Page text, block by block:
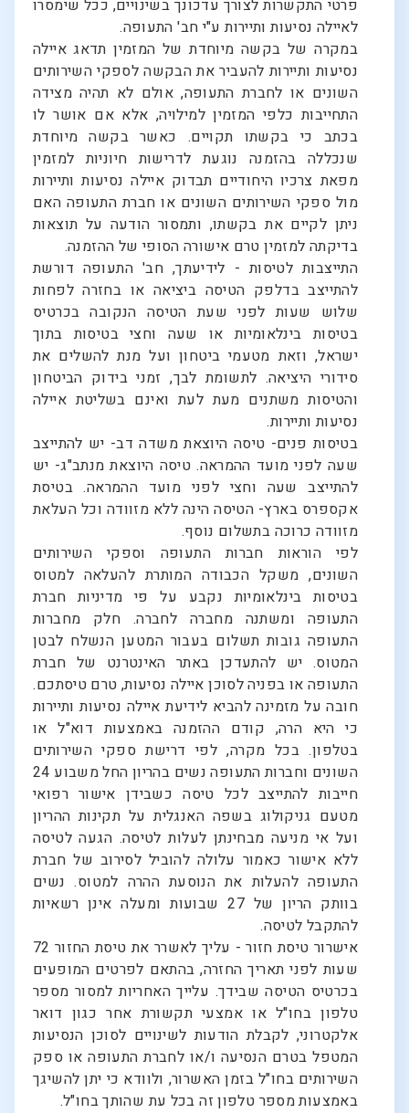
פרטי התקשרות לצורך עדכונך בשינויים, ככל שימסרו
לאיילה נסיעות ותיירות ע"י חב' התעופה.
במקרה של בקשה מיוחדת של המזמין תדאג איילה
נסיעות ותיירות להעביר את הבקשה לספקי השירותים
השונים או לחברת התעופה, אולם לא תהיה מצידה
התחייבות כלפי המזמין למילויה, אלא אם אושר לו
בכתב כי בקשתו תקויים. כאשר בקשה מיוחדת
שנכללה בהזמנה נוגעת לדרישות חיוניות למזמין
מפאת צרכיו היחודיים תבדוק איילה נסיעות ותיירות
מול ספקי השירותים השונים או חברת התעופה האם
ניתן לקיים את בקשתו, ותמסור הודעה על תוצאות
בדיקתה למזמין טרם אישורה הסופי של ההזמנה.
התייצבות לטיסות - לידיעתך, חב' התעופה דורשת
להתייצב בדלפק הטיסה ביציאה או בחזרה לפחות
שלוש שעות לפני שעת הטיסה הנקובה בכרטיס
בטיסות בינלאומיות או שעה וחצי בטיסות בתוך
ישראל, וזאת מטעמי ביטחון ועל מנת להשלים את
סידורי היציאה. לתשומת לבך, זמני בידוק הביטחון
והטיסות משתנים מעת לעת ואינם בשליטת איילה
נסיעות ותיירות.
בטיסות פנים- טיסה היוצאת משדה דב- יש להתייצב
שעה לפני מועד ההמראה. טיסה היוצאת מנתב"ג- יש
להתייצב שעה וחצי לפני מועד ההמראה. בטיסת
אקספרס בארץ- הטיסה הינה ללא מזוודה וכל העלאת
מזוודה כרוכה בתשלום נוסף.
לפי הוראות חברות התעופה וספקי השירותים
השונים, משקל הכבודה המותרת להעלאה למטוס
בטיסות בינלאומיות נקבע על פי מדיניות חברת
התעופה ומשתנה מחברה לחברה. חלק מחברות
התעופה גובות תשלום בעבור המטען הנשלח לבטן
המטוס. יש להתעדכן באתר האינטרנט של חברת
התעופה או בפניה לסוכן איילה נסיעות, טרם טיסתכם.
חובה על מזמינה להביא לידיעת איילה נסיעות ותיירות
כי היא הרה, קודם ההזמנה באמצעות דוא"ל או
בטלפון. בכל מקרה, לפי דרישת ספקי השירותים
השונים וחברות התעופה נשים בהריון החל משבוע 24
חייבות להתייצב לכל טיסה כשבידן אישור רפואי
מטעם גניקולוג בשפה האנגלית על תקינות ההריון
ועל אי מניעה מבחינתן לעלות לטיסה. הגעה לטיסה
ללא אישור כאמור עלולה להוביל לסירוב של חברת
התעופה להעלות את הנוסעת ההרה למטוס. נשים
בוותק הריון של 27 שבועות ומעלה אינן רשאיות
להתקבל לטיסה.
אישרור טיסת חזור - עליך לאשרר את טיסת החזור 72
שעות לפני תאריך החזרה, בהתאם לפרטים המופעים
בכרטיס הטיסה שבידך. עלייך האחריות למסור מספר
טלפון בחו"ל או אמצעי תקשורת אחר כגון דואר
אלקטרוני, לקבלת הודעות לשינויים לסוכן הנסיעות
המטפל בטרם הנסיעה ו/או לחברת התעופה או ספק
השירותים בחו"ל בזמן האשרור, ולוודא כי יתן להשיגך
באמצעות מספר טלפון זה בכל עת שהותך בחו"ל.